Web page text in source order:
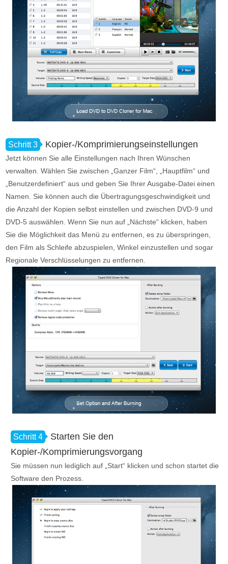
Schritt 3 Kopier-/Komprimierungseinstellungen
Jetzt können Sie alle Einstellungen nach Ihren Wünschen
verwalten. Wählen Sie zwischen „Ganzer Film“, „Hauptfilm“ und
„Benutzerdefiniert“ aus und geben Sie Ihrer Ausgabe-Datei einen
Namen. Sie können auch die Übertragungsgeschwindigkeit und
die Anzahl der Kopien selbst einstellen und zwischen DVD-9 und
DVD-5 auswählen. Wenn Sie nun auf „Nächste“ klicken, haben
Sie die Möglichkeit das Menü zu entfernen, es zu überspringen,
den Film als Schleife abzuspielen, Winkel einzustellen und sogar
Regionale Verschlüsselungen zu entfernen.
Schritt 4
Starten Sie den
Kopier-/Komprimierungsvorgang
Sie müssen nun lediglich auf „Start“ klicken und schon startet die
Software den Prozess.